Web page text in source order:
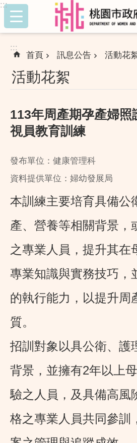
跳到主要內容區塊
:::
:::
首頁 訊息公告 活動花
活動花絮
113年周產期孕產婦照
視員教育訓練
發布單位：健康管理科
資料提供單位：婦幼發展局
本訓練主要培育具備公
產、營養等相關背景，
之專業人員，提升其在
專業知識與實務技巧，
的執行能力，以提升周
質。
招訓對象以具公衛、護
背景，並擁有2年以上
驗之人員，及具備高風
格之專業人員共同參訓